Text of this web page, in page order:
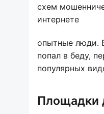
опытные люди.
попал в беду,
популярных
Площадки